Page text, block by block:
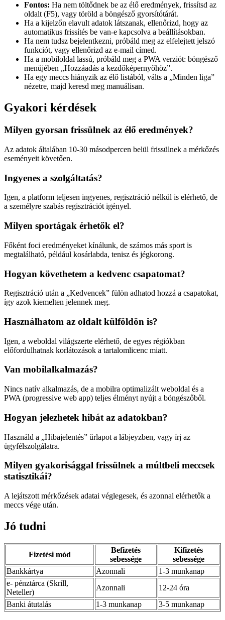
Fontos: Ha nem töltődnek be az élő eredmények, frissítsd az
oldalt (F5), vagy töröld a böngésző gyorsítótárát.
Ha a kijelzőn elavult adatok látszanak, ellenőrizd, hogy az
automatikus frissítés be van-e kapcsolva a beállításokban.
Ha nem tudsz bejelentkezni, próbáld meg az elfelejtett jelszó
funkciót, vagy ellenőrizd az e-mail címed.
Ha a mobiloldal lassú, próbáld meg a PWA verziót: böngésző
menüjében „Hozzáadás a kezdőképernyőhöz”.
Ha egy meccs hiányzik az élő listából, válts a „Minden liga”
nézetre, majd keresd meg manuálisan.
Gyakori kérdések
Milyen gyorsan frissülnek az élő eredmények?
Az adatok általában 10-30 másodpercen belül frissülnek a mérkőzés
eseményeit követően.
Ingyenes a szolgáltatás?
Igen, a platform teljesen ingyenes, regisztráció nélkül is elérhető, de
a személyre szabás regisztrációt igényel.
Milyen sportágak érhetők el?
Főként foci eredményeket kínálunk, de számos más sport is
megtalálható, például kosárlabda, tenisz és jégkorong.
Hogyan követhetem a kedvenc csapatomat?
Regisztráció után a „Kedvencek” fülön adhatod hozzá a csapatokat,
így azok kiemelten jelennek meg.
Használhatom az oldalt külföldön is?
Igen, a weboldal világszerte elérhető, de egyes régiókban
előfordulhatnak korlátozások a tartalomlicenc miatt.
Van mobilalkalmazás?
Nincs natív alkalmazás, de a mobilra optimalizált weboldal és a
PWA (progressive web app) teljes élményt nyújt a böngészőből.
Hogyan jelezhetek hibát az adatokban?
Használd a „Hibajelentés” űrlapot a lábjeyzben, vagy írj az
ügyfélszolgálatra.
Milyen gyakorisággal frissülnek a múltbeli meccsek
statisztikái?
A lejátszott mérkőzések adatai véglegesek, és azonnal elérhetők a
meccs vége után.
Jó tudni
Fizetési mód
Befizetés
sebessége
Kifizetés
sebessége
Bankkártya
Azonnali
1-3 munkanap
e- pénztárca (Skrill,
Neteller)
Azonnali
12-24 óra
Banki átutalás
1-3 munkanap 3-5 munkanap